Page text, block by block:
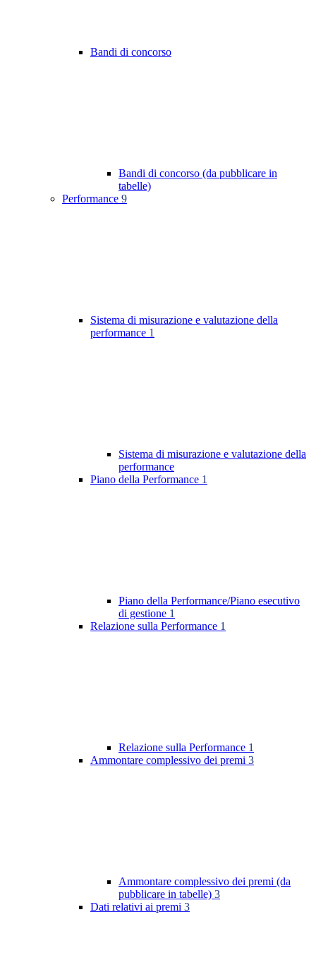
Bandi di concorso
Bandi di concorso (da pubblicare in
tabelle)
Performance 9
Sistema di misurazione e valutazione della
performance 1
Sistema di misurazione e valutazione della
performance
Piano della Performance 1
Piano della Performance/Piano esecutivo
di gestione 1
Relazione sulla Performance 1
Relazione sulla Performance 1
Ammontare complessivo dei premi 3
Ammontare complessivo dei premi (da
pubblicare in tabelle) 3
Dati relativi ai premi 3